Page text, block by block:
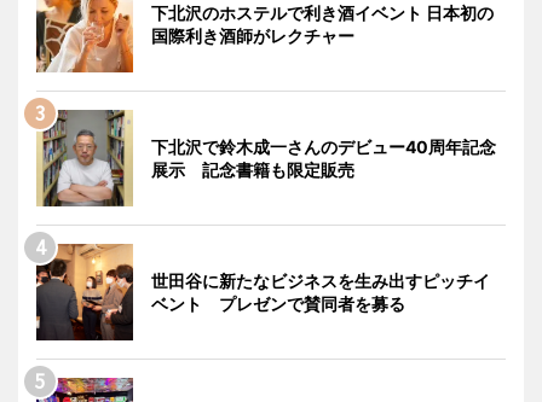
下北沢のホステルで利き酒イベント 日本初の
国際利き酒師がレクチャー
下北沢で鈴木成一さんのデビュー40周年記念
展示 記念書籍も限定販売
世田谷に新たなビジネスを生み出すピッチイ
ベント プレゼンで賛同者を募る